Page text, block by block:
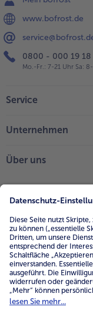
www.bofrost.de
0800 - 000 19 18
Mo.-Fr.: 7-21 Uhr Sa:
Service
Unternehmen
Über uns